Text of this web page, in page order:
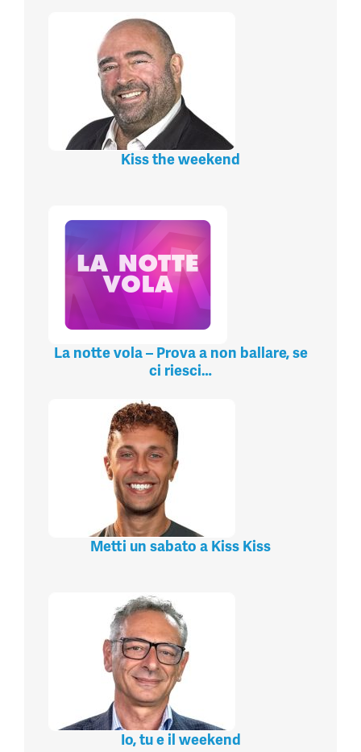
Kiss the weekend
La notte vola – Prova a non ballare, se
ci riesci…
Metti un sabato a Kiss Kiss
Io, tu e il weekend